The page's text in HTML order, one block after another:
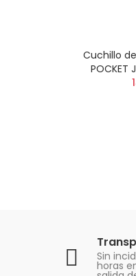
Cuchillo
POCKET
Sin
horas